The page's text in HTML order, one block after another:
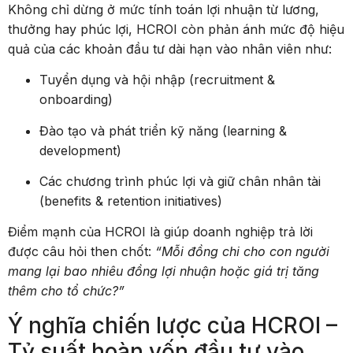
Không chỉ dừng ở mức tính toán lợi nhuận từ lương,
thưởng hay phúc lợi, HCROI còn phản ánh mức độ hiệu
quả của các khoản đầu tư dài hạn vào nhân viên như:
Tuyển dụng và hội nhập (recruitment &
onboarding)
Đào tạo và phát triển kỹ năng (learning &
development)
Các chương trình phúc lợi và giữ chân nhân tài
(benefits & retention initiatives)
Điểm mạnh của HCROI là giúp doanh nghiệp trả lời
được câu hỏi then chốt: “Mỗi đồng chi cho con người
mang lại bao nhiêu đồng lợi nhuận hoặc giá trị tăng
thêm cho tổ chức?”
Ý nghĩa chiến lược của HCROI –